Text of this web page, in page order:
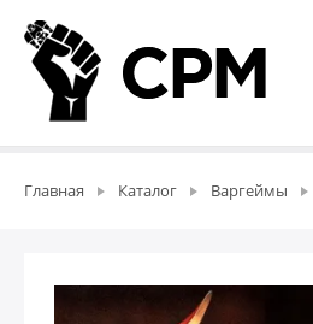
Главная Каталог Варгеймы